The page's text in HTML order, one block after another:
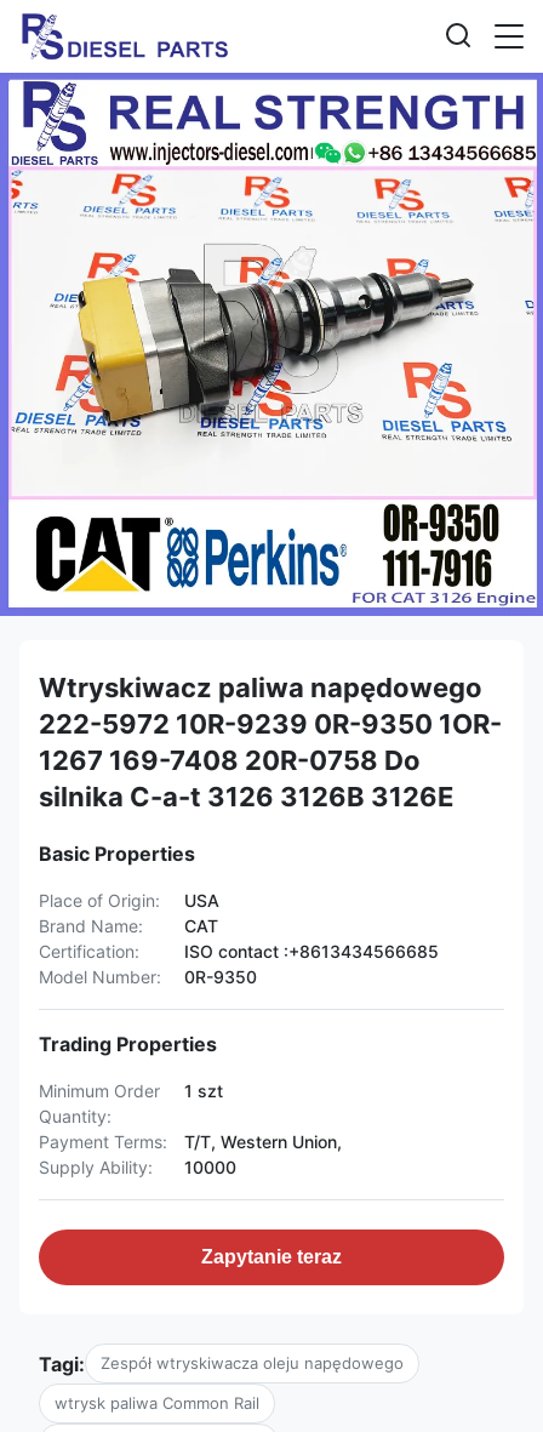
Wtryskiwacz paliwa napędowego
222-5972 10R-9239 0R-9350 1OR-
1267 169-7408 20R-0758 Do
silnika C-a-t 3126 3126B 3126E
Basic Properties
Place of Origin:
USA
Brand Name:
CAT
Certification:
ISO contact :+8613434566685
Model Number:
0R-9350
Trading Properties
Minimum Order
Quantity:
1 szt
Payment Terms:
T/T, Western Union,
Supply Ability:
10000
Zapytanie teraz
Tagi: Zespół wtryskiwacza oleju napędowego
wtrysk paliwa Common Rail